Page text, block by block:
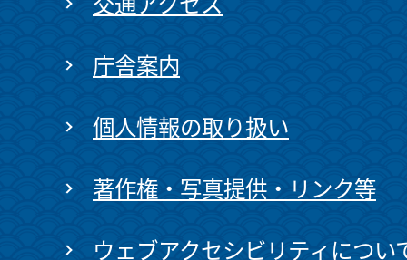
庁舎案内
個人情報の取り扱い
著作権・写真提供・リンク等
ウェブアクセシビリティについ